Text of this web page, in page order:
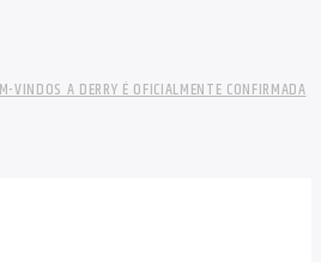
VINDOS A DERRY É OFICIALMENTE CONFIRMADA